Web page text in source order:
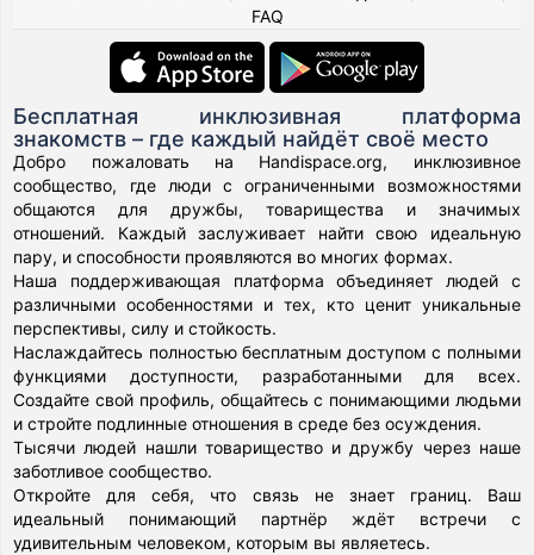
FAQ
Бесплатная инклюзивная платформа
знакомств – где каждый найдёт своё место
Добро пожаловать на Handispace.org, инклюзивное
сообщество, где люди с ограниченными возможностями
общаются для дружбы, товарищества и значимых
отношений. Каждый заслуживает найти свою идеальную
пару, и способности проявляются во многих формах.
Наша поддерживающая платформа объединяет людей с
различными особенностями и тех, кто ценит уникальные
перспективы, силу и стойкость.
Наслаждайтесь полностью бесплатным доступом с полными
функциями доступности, разработанными для всех.
Создайте свой профиль, общайтесь с понимающими людьми
и стройте подлинные отношения в среде без осуждения.
Тысячи людей нашли товарищество и дружбу через наше
заботливое сообщество.
Откройте для себя, что связь не знает границ. Ваш
идеальный понимающий партнёр ждёт встречи с
удивительным человеком, которым вы являетесь.